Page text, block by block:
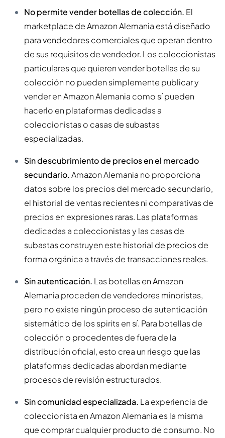
No permite vender botellas de colección. El
marketplace de Amazon Alemania está diseñado
para vendedores comerciales que operan dentro
de sus requisitos de vendedor. Los coleccionistas
particulares que quieren vender botellas de su
colección no pueden simplemente publicar y
vender en Amazon Alemania como sí pueden
hacerlo en plataformas dedicadas a
coleccionistas o casas de subastas
especializadas.
Sin descubrimiento de precios en el mercado
secundario.Amazon Alemania no proporciona
datos sobre los precios del mercado secundario,
el historial de ventas recientes ni comparativas de
precios en expresiones raras. Las plataformas
dedicadas a coleccionistas y las casas de
subastas construyen este historial de precios de
forma orgánica a través de transacciones reales.
Sin autenticación. Las botellas en Amazon
Alemania proceden de vendedores minoristas,
pero no existe ningún proceso de autenticación
sistemático de los spirits en sí. Para botellas de
colección o procedentes de fuera de la
distribución oficial, esto crea un riesgo que las
plataformas dedicadas abordan mediante
procesos de revisión estructurados.
Sin comunidad especializada. La experiencia de
coleccionista en Amazon Alemania es la misma
que comprar cualquier producto de consumo. No